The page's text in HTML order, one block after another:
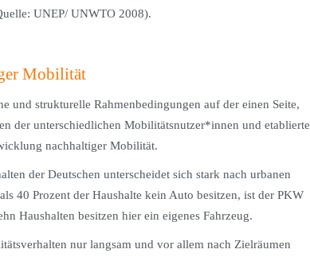
UNEP/ UNWTO 2008).
Mobilität
und strukturelle Rahmenbedingungen auf der einen Seite,
der unterschiedlichen Mobilitätsnutzer*innen und etablierte
nachhaltiger Mobilität.
der Deutschen unterscheidet sich stark nach urbanen
40 Prozent der Haushalte kein Auto besitzen, ist der PKW
Haushalten besitzen hier ein eigenes Fahrzeug.
nur langsam und vor allem nach Zielräumen